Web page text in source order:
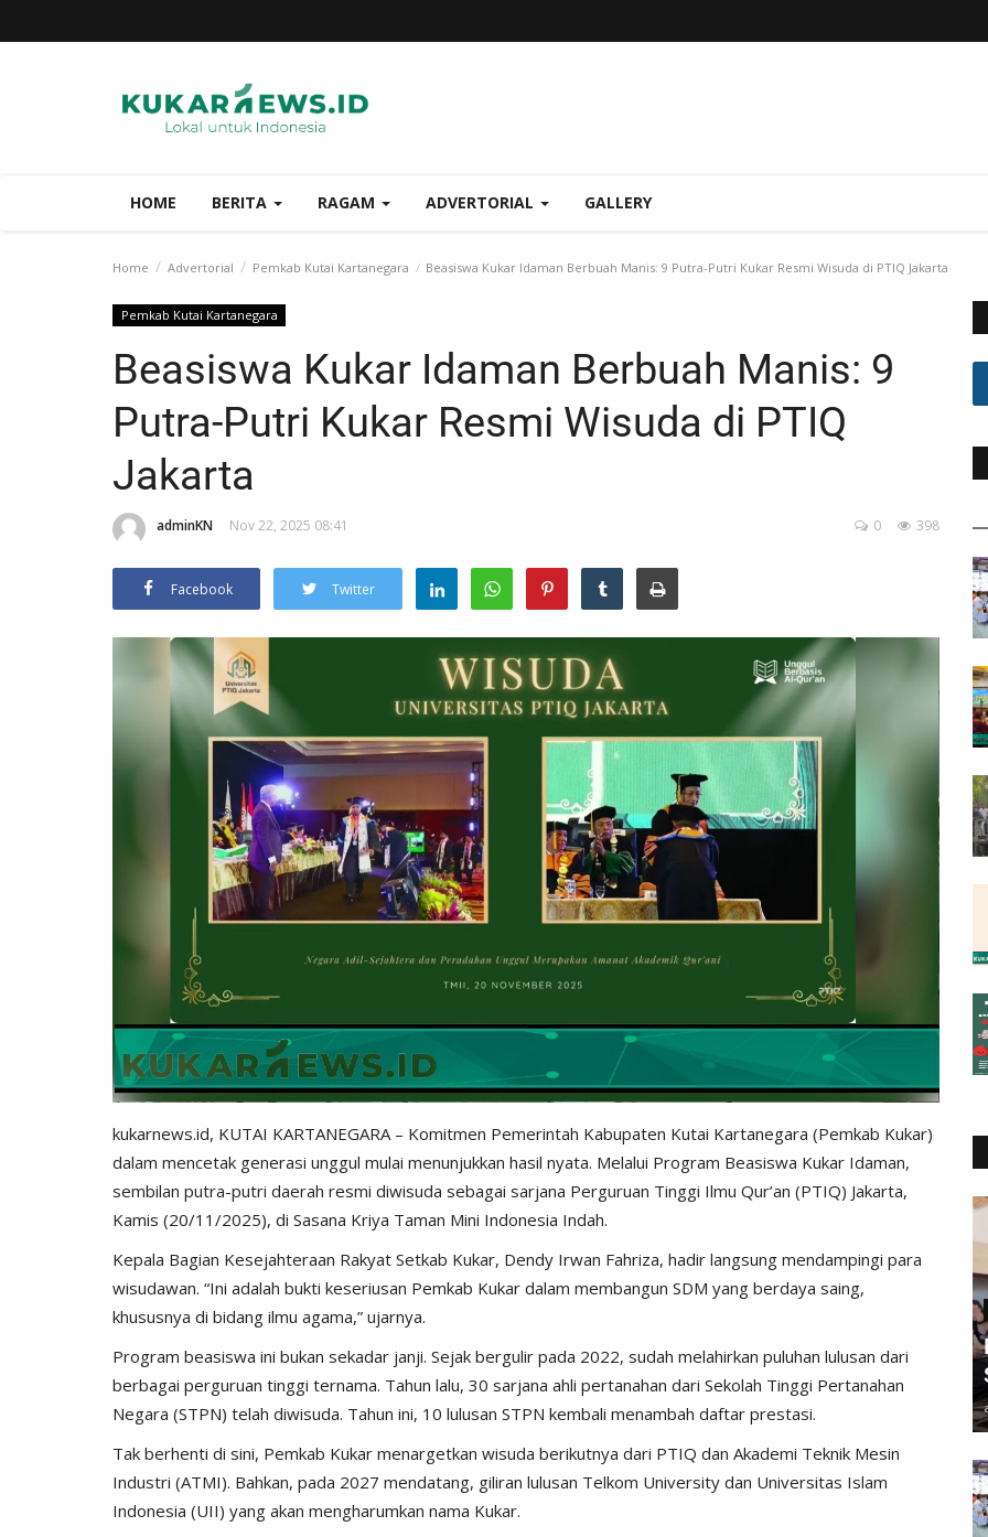
HOME BERITA RAGAM ADVERTORIAL GALLERY
Home Advertorial Pemkab Kutai Kartanegara Beasiswa Kukar Idaman Berbuah Manis: 9 Putra-Putri Kukar Resmi Wisuda di PTIQ Jakarta
Pemkab Kutai Kartanegara
Beasiswa Kukar Idaman Berbuah Manis: 9
Putra-Putri Kukar Resmi Wisuda di PTIQ
Jakarta
adminKN Nov 22, 2025 08:41 398
0
Facebook Twitter
kukarnews.id, KUTAI KARTANEGARA – Komitmen Pemerintah Kabupaten Kutai Kartanegara (Pemkab Kukar)
dalam mencetak generasi unggul mulai menunjukkan hasil nyata. Melalui Program Beasiswa Kukar Idaman,
sembilan putra-putri daerah resmi diwisuda sebagai sarjana Perguruan Tinggi Ilmu Qur’an (PTIQ) Jakarta,
Kamis (20/11/2025), di Sasana Kriya Taman Mini Indonesia Indah.
Kepala Bagian Kesejahteraan Rakyat Setkab Kukar, Dendy Irwan Fahriza, hadir langsung mendampingi para
wisudawan. “Ini adalah bukti keseriusan Pemkab Kukar dalam membangun SDM yang berdaya saing,
khususnya di bidang ilmu agama,” ujarnya.
Program beasiswa ini bukan sekadar janji. Sejak bergulir pada 2022, sudah melahirkan puluhan lulusan dari
berbagai perguruan tinggi ternama. Tahun lalu, 30 sarjana ahli pertanahan dari Sekolah Tinggi Pertanahan
Negara (STPN) telah diwisuda. Tahun ini, 10 lulusan STPN kembali menambah daftar prestasi.
Tak berhenti di sini, Pemkab Kukar menargetkan wisuda berikutnya dari PTIQ dan Akademi Teknik Mesin
Industri (ATMI). Bahkan, pada 2027 mendatang, giliran lulusan Telkom University dan Universitas Islam
Indonesia (UII) yang akan mengharumkan nama Kukar.